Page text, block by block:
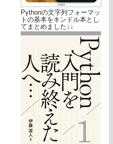
Pythonの文字列フォーマッ
トの基本をキンドル本とし
てまとめました↓↓